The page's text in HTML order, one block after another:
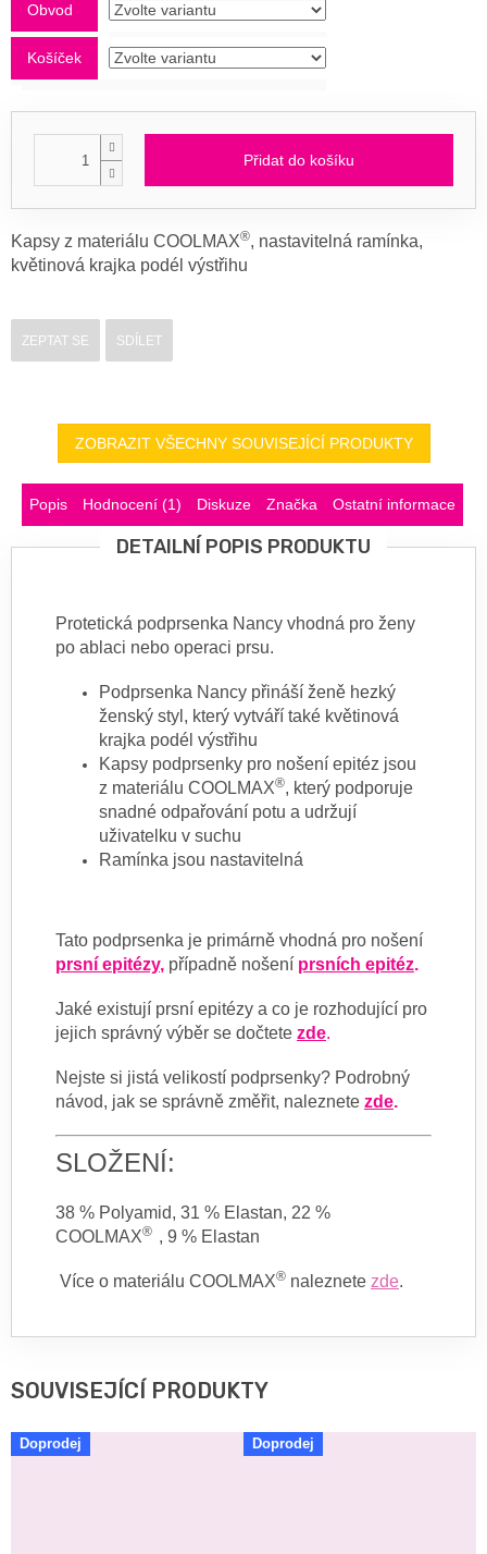
Obvod
Košíček
Přidat do košíku
Kapsy z materiálu COOLMAX®, nastavitelná ramínka,
květinová krajka podél výstřihu
ZEPTAT SE SDÍLET
ZOBRAZIT VŠECHNY SOUVISEJÍCÍ PRODUKTY
Popis Hodnocení (1) Diskuze Značka Ostatní informace
DETAILNÍ POPIS PRODUKTU
Protetická podprsenka Nancy vhodná pro ženy
po ablaci nebo operaci prsu.
Podprsenka Nancy přináší ženě hezký
ženský styl, který vytváří také květinová
krajka podél výstřihu
Kapsy podprsenky pro nošení epitéz jsou
z materiálu COOLMAX®, který podporuje
snadné odpařování potu a udržují
uživatelku v suchu
Ramínka jsou nastavitelná
Tato podprsenka je primárně vhodná pro nošení
prsní epitézy, případně nošení prsních epitéz.
Jaké existují prsní epitézy a co je rozhodující pro
jejich správný výběr se dočtete zde.
Nejste si jistá velikostí podprsenky? Podrobný
návod, jak se správně změřit, naleznete zde.
SLOŽENÍ:
38 % Polyamid, 31 % Elastan, 22 %
COOLMAX® , 9 % Elastan
Více o materiálu COOLMAX® naleznete zde.
SOUVISEJÍCÍ PRODUKTY
Doprodej Doprodej